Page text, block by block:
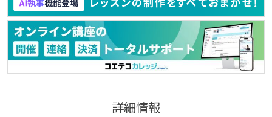
詳細情報